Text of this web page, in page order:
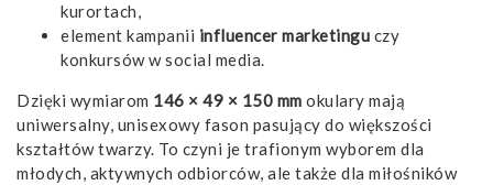
kurortach,
element kampanii influencer marketingu czy
konkursów w social media.
Dzięki wymiarom 146 × 49 × 150 mm okulary mają
uniwersalny, unisexowy fason pasujący do większości
kształtów twarzy. To czyni je trafionym wyborem dla
młodych, aktywnych odbiorców, ale także dla miłośników